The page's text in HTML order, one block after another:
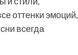
оттенки эмоций,
всегда